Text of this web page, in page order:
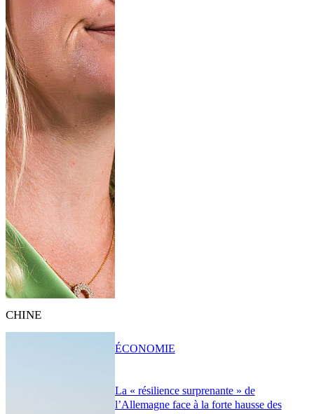
CHINE
La « résilience surprenante » de
l’Allemagne face à la forte hausse des
ÉCONOMIE